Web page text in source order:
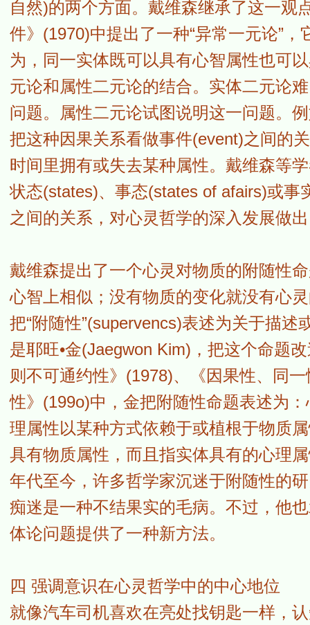
自然)的两个方面。戴维森继承了这一观
件》(1970)中提出了一种“异常一元论”
为，同一实体既可以具有心智属性也可
元论和属性二元论的结合。实体二元论
问题。属性二元论试图说明这一问题。
把这种因果关系看做事件(event)之间的
时间里拥有或失去某种属性。戴维森等
状态(states)、事态(states of afairs)或
之间的关系，对心灵哲学的深入发展做
戴维森提出了一个心灵对物质的附随性
心智上相似；没有物质的变化就没有心
把“附随性”(supervencs)表述为关于描
是耶旺•金(Jaegwon Kim)，把这个命题
则不可通约性》(1978)、《因果性、同
性》(199o)中，金把附随性命题表述为
理属性以某种方式依赖于或植根于物质
具有物质属性，而且指实体具有的心理
年代至今，许多哲学家沉迷于附随性的
痴迷是一种不结果实的毛病。不过，他
体论问题提供了一种新方法。
四 强调意识在心灵哲学中的中心地位
就像汽车司机喜欢在亮处找钥匙一样，